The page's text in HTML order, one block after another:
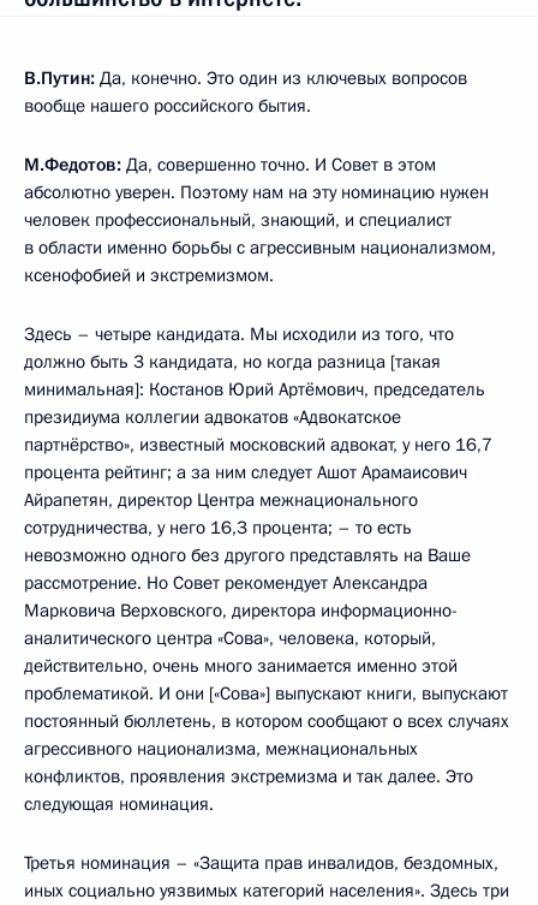
В.Путин: Да, конечно. Это один из ключевых вопросов
вообще нашего российского бытия.
М.Федотов: Да, совершенно точно. И Совет в этом
абсолютно уверен. Поэтому нам на эту номинацию нужен
человек профессиональный, знающий, и специалист
в области именно борьбы с агрессивным национализмом,
ксенофобией и экстремизмом.
Здесь – четыре кандидата. Мы исходили из того, что
должно быть 3 кандидата, но когда разница [такая
минимальная]: Костанов Юрий Артёмович, председатель
президиума коллегии адвокатов «Адвокатское
партнёрство», известный московский адвокат, у него 16,7
процента рейтинг; а за ним следует Ашот Арамаисович
Айрапетян, директор Центра межнационального
сотрудничества, у него 16,3 процента; – то есть
невозможно одного без другого представлять на Ваше
рассмотрение. Но Совет рекомендует Александра
Марковича Верховского, директора информационно-
аналитического центра «Сова», человека, который,
действительно, очень много занимается именно этой
проблематикой. И они [«Сова»] выпускают книги, выпускают
постоянный бюллетень, в котором сообщают о всех случаях
агрессивного национализма, межнациональных
конфликтов, проявления экстремизма и так далее. Это
следующая номинация.
Третья номинация – «Защита прав инвалидов, бездомных,
иных социально уязвимых категорий населения». Здесь три